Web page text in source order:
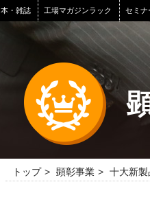
本・雑誌 工場マガジンラック セミナ
トップ 顕彰事業 十大新